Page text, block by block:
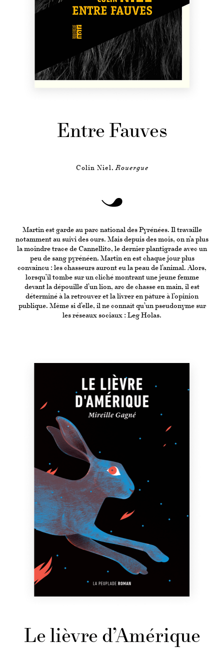
Entre Fauves
Colin Niel, Rouergue
Martin est garde au parc national des Pyrénées. Il travaille
notamment au suivi des ours. Mais depuis des mois, on n’a plus
la moindre trace de Cannellito, le dernier plantigrade avec un
peu de sang pyrénéen. Martin en est chaque jour plus
convaincu : les chasseurs auront eu la peau de l’animal. Alors,
lorsqu’il tombe sur un cliché montrant une jeune femme
devant la dépouille d’un lion, arc de chasse en main, il est
déterminé à la retrouver et la livrer en pâture à l’opinion
publique. Même si d’elle, il ne connaît qu’un pseudonyme sur
les réseaux sociaux : Leg Holas.
Le lièvre d’Amérique